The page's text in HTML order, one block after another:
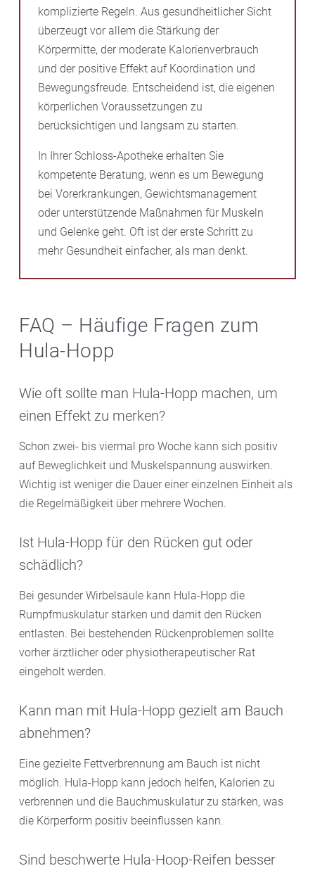
komplizierte Regeln. Aus gesundheitlicher Sicht
überzeugt vor allem die Stärkung der
Körpermitte, der moderate Kalorienverbrauch
und der positive Effekt auf Koordination und
Bewegungsfreude. Entscheidend ist, die eigenen
körperlichen Voraussetzungen zu
berücksichtigen und langsam zu starten.
In Ihrer Schloss-Apotheke erhalten Sie
kompetente Beratung, wenn es um Bewegung
bei Vorerkrankungen, Gewichtsmanagement
oder unterstützende Maßnahmen für Muskeln
und Gelenke geht. Oft ist der erste Schritt zu
mehr Gesundheit einfacher, als man denkt.
FAQ – Häufige Fragen zum
Hula-Hopp
Wie oft sollte man Hula-Hopp machen, um
einen Effekt zu merken?
Schon zwei- bis viermal pro Woche kann sich positiv
auf Beweglichkeit und Muskelspannung auswirken.
Wichtig ist weniger die Dauer einer einzelnen Einheit als
die Regelmäßigkeit über mehrere Wochen.
Ist Hula-Hopp für den Rücken gut oder
schädlich?
Bei gesunder Wirbelsäule kann Hula-Hopp die
Rumpfmuskulatur stärken und damit den Rücken
entlasten. Bei bestehenden Rückenproblemen sollte
vorher ärztlicher oder physiotherapeutischer Rat
eingeholt werden.
Kann man mit Hula-Hopp gezielt am Bauch
abnehmen?
Eine gezielte Fettverbrennung am Bauch ist nicht
möglich. Hula-Hopp kann jedoch helfen, Kalorien zu
verbrennen und die Bauchmuskulatur zu stärken, was
die Körperform positiv beeinflussen kann.
Sind beschwerte Hula-Hoop-Reifen besser